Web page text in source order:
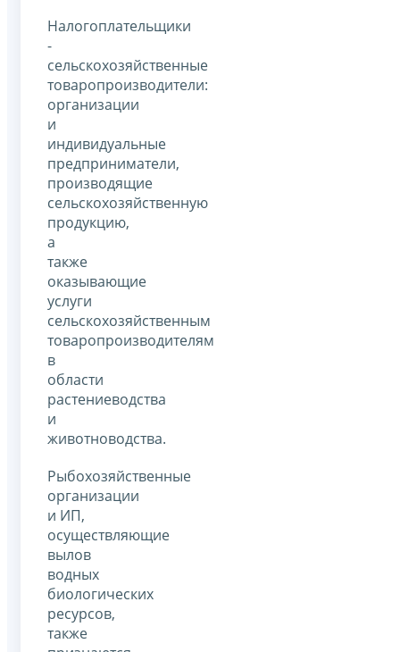
Налогоплательщики
-
сельскохозяйственные
товаропроизводители:
организации
и
индивидуальные
предприниматели,
производящие
сельскохозяйственную
продукцию,
а
также
оказывающие
услуги
сельскохозяйственным
товаропроизводителям
в
области
растениеводства
и
животноводства.
Рыбохозяйственные
организации
и ИП,
осуществляющие
вылов
водных
биологических
ресурсов,
также